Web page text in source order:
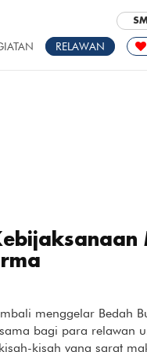
RELAWAN
menggelar Bedah
bagi para relawan
kisah yang sarat